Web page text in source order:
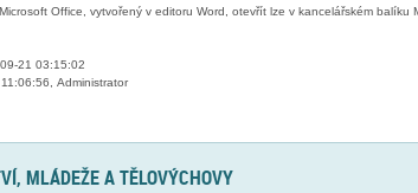
Office, vytvořený v editoru Word, otevřít lze v kancelářském balíku
21 03:15:02
Administrator
MLÁDEŽE A TĚLOVÝCHOVY